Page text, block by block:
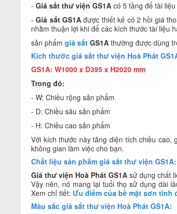
- Giá sắt thư viện GS1A có 5 tầng để tài
-Giá sắtGS1A được thiết kế có 2 hồi giá
nhằm thuận lợi khi để các kích thước tài liệu
sản phẩm giá sắt GS1A thường được dùng
Kích thước giá sắt thư viện Hoà Phát
GS1A: W1000 x D395 x H2020 mm
Trong đó:
- W: Chiều rộng sản phẩm
- D: Chiều sâu sản phẩm
- H: Chiều cao sản phẩm
Với kích thước này tăng diện tích chiều cao,
không gian làm việc cho bạn.
Chất liệu sản phẩm giá sắt thư viện GS1A:
Giá thư viện Hoà PhátGS1A sử dụng chất
Vậy nên, nó mang lại tuổi thọ sử dụng dài
Xem chỉ tiết: Ưu điểm của bề mặt sơn tĩnh
Màu sắc giá sắt thư viện Hoà Phát GS1A: